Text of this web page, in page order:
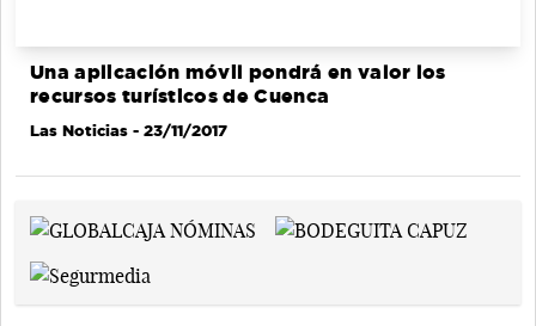
Una aplicación móvil pondrá en valor los
recursos turísticos de Cuenca
Las Noticias - 23/11/2017